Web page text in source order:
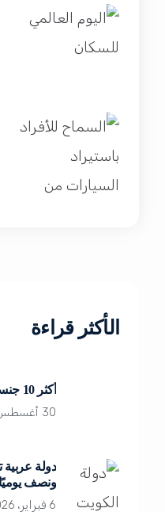
الأكثر قراءة
أكثر 10 جنسيات تواجداً في قطر 2025
30 أغسطس، 2025
دولة عربية
ونصف
6 فبراير، 2026